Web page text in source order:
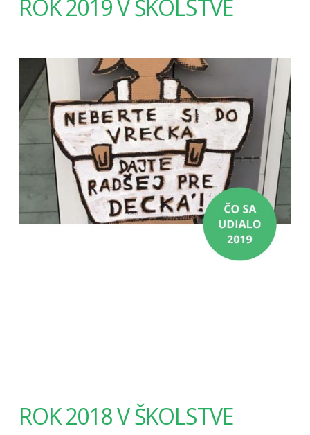
ROK 2019 V ŠKOLSTVE
ROK 2018 V ŠKOLSTVE